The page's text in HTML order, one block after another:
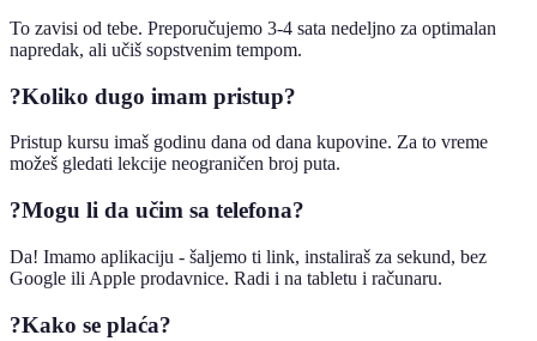
To zavisi od tebe. Preporučujemo 3-4 sata nedeljno za optimalan
napredak, ali učiš sopstvenim tempom.
?Koliko dugo imam pristup?
Pristup kursu imaš godinu dana od dana kupovine. Za to vreme
možeš gledati lekcije neograničen broj puta.
?Mogu li da učim sa telefona?
Da! Imamo aplikaciju - šaljemo ti link, instaliraš za sekund, bez
Google ili Apple prodavnice. Radi i na tabletu i računaru.
?Kako se plaća?